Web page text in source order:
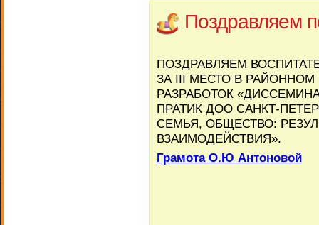
Поздравляем
ПОЗДРАВЛЯЕМ
ЗА III МЕСТО В
РАЗРАБОТОК
ПРАТИК ДОО САНКТ-
СЕМЬЯ, ОБЩЕСТВО:
ВЗАИМОДЕЙСТВИЯ».
Грамота О.Ю Антоновой